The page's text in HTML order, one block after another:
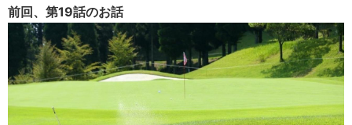
前回、第19話のお話